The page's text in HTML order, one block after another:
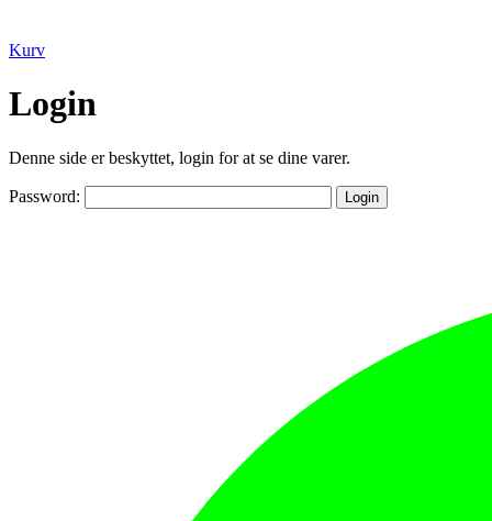
Kurv
Login
Denne side er beskyttet, login for at se dine varer.
Password: